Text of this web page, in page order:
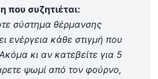
συζητιέται:
σύστημα θέρμανσης
ενέργεια κάθε στιγμή που
κι αν κατεβείτε για 5
ψωμί από τον φούρνο,